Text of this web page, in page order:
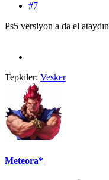
#7
Ps5 versiyon a da el ataydın
Tepkiler: Vesker
Meteora*